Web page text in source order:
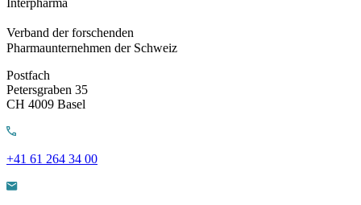
Interpharma
Verband der forschenden
Pharmaunternehmen der Schweiz
Postfach
Petersgraben 35
CH 4009 Basel
+41 61 264 34 00